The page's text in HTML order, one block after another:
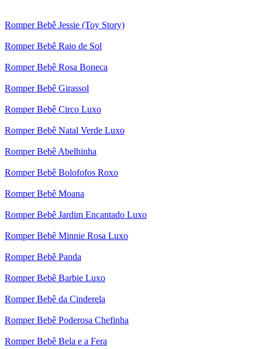
Romper Bebê Jessie (Toy Story)
Romper Bebê Raio de Sol
Romper Bebê Rosa Boneca
Romper Bebê Girassol
Romper Bebê Circo Luxo
Romper Bebê Natal Verde Luxo
Romper Bebê Abelhinha
Romper Bebê Bolofofos Roxo
Romper Bebê Moana
Romper Bebê Jardim Encantado Luxo
Romper Bebê Minnie Rosa Luxo
Romper Bebê Panda
Romper Bebê Barbie Luxo
Romper Bebê da Cinderela
Romper Bebê Poderosa Chefinha
Romper Bebê Bela e a Fera